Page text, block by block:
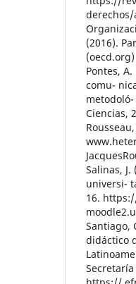
(2016).
(oecd.org)
Pontes,
comu-
Ciencias,
Salinas,
universi-
16.
Santiago,
didáctico